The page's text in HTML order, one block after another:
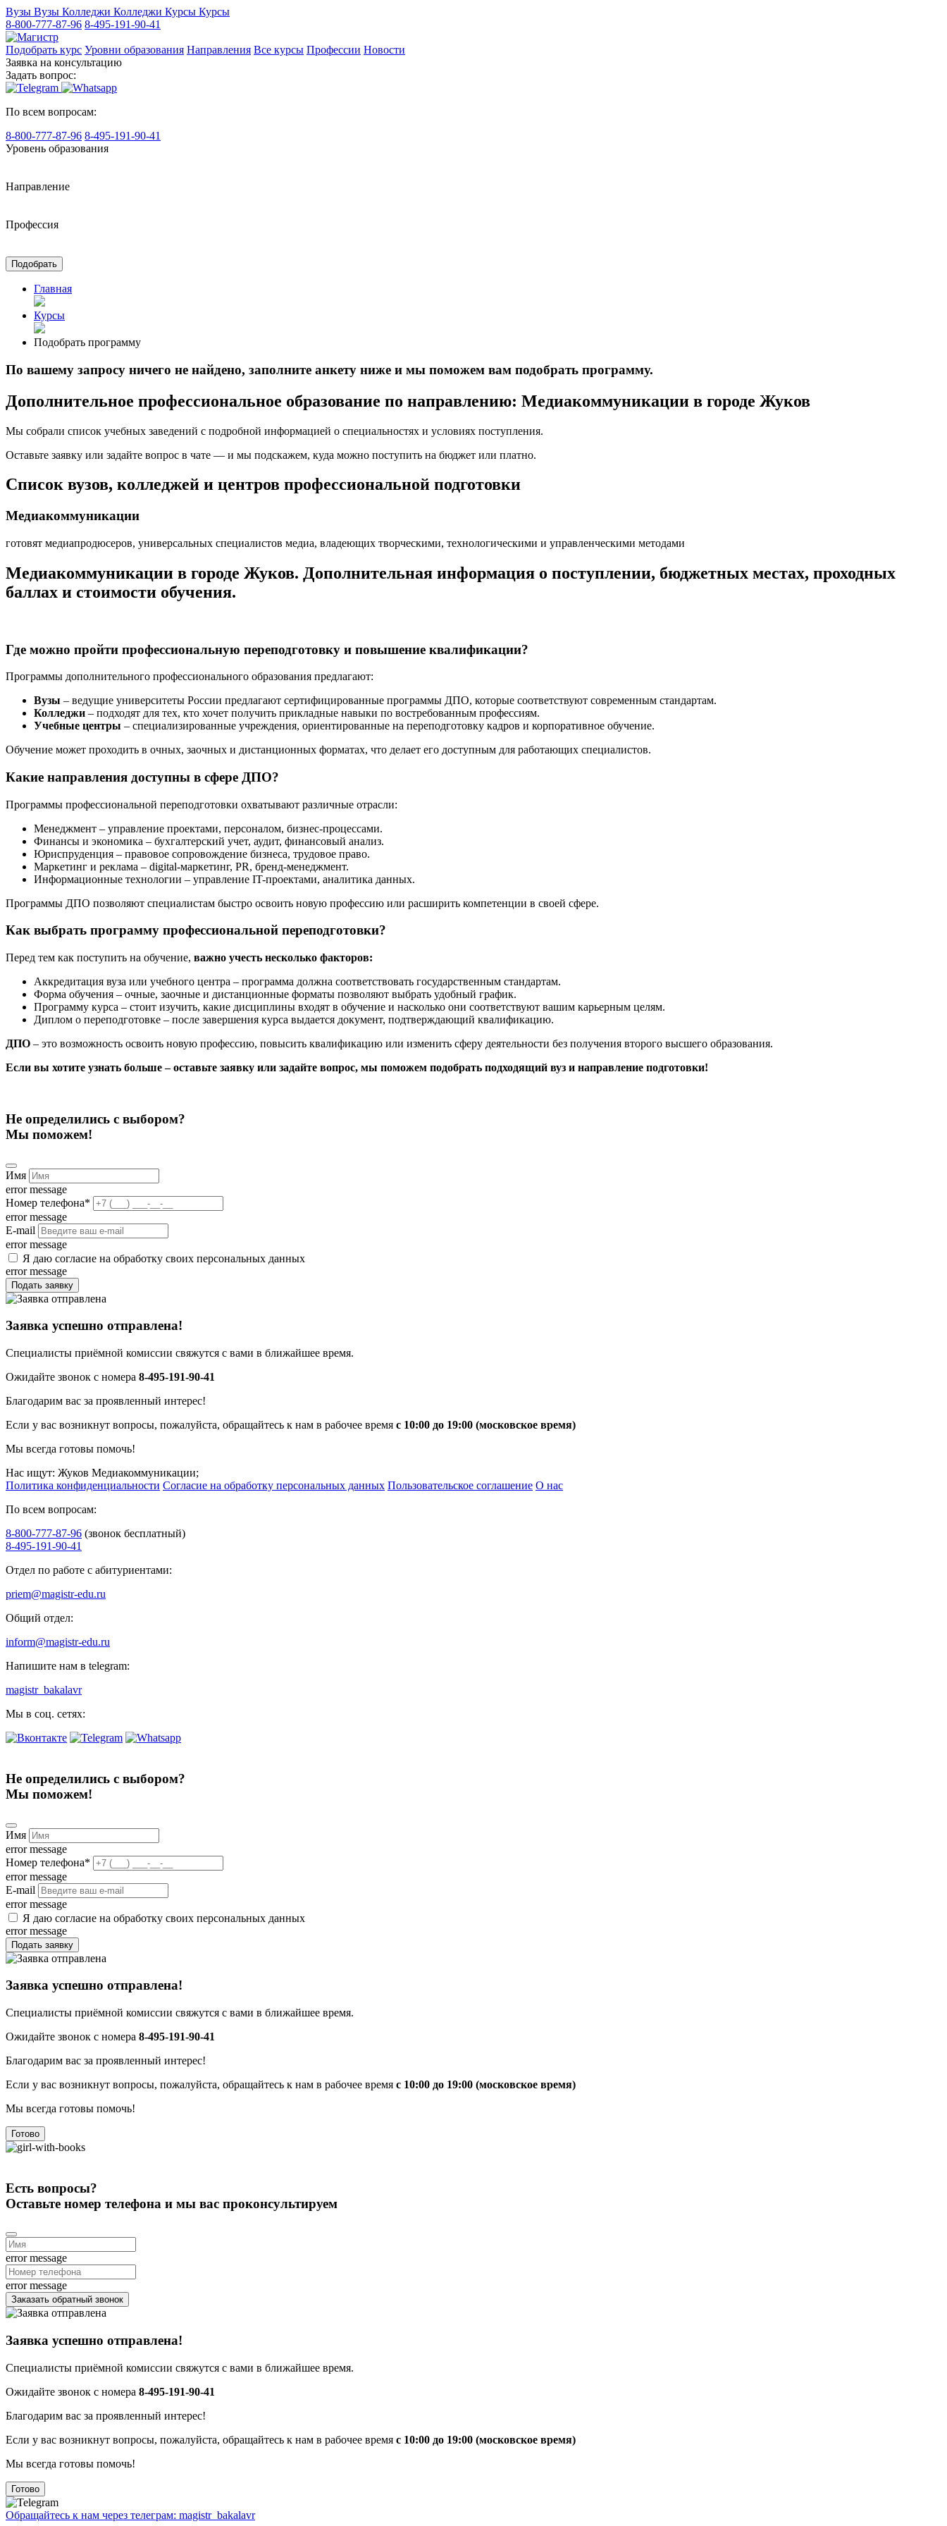
Вузы Вузы Колледжи Колледжи Курсы Курсы
8-800-777-87-96 8-495-191-90-41
Подобрать курс Уровни образования Направления Все курсы Профессии Новости
Заявка на консультацию
Задать вопрос:
По всем вопросам:
8-800-777-87-96 8-495-191-90-41
Уровень образования
Направление
Профессия
Подобрать
Главная
Курсы
Подобрать программу
По вашему запросу ничего не найдено, заполните анкету ниже и мы поможем вам подобрать программу.
Дополнительное профессиональное образование по направлению: Медиакоммуникации в городе Жуков
Мы собрали список учебных заведений с подробной информацией о специальностях и условиях поступления.
Оставьте заявку или задайте вопрос в чате — и мы подскажем, куда можно поступить на бюджет или платно.
Список вузов, колледжей и центров профессиональной подготовки
Медиакоммуникации
готовят медиапродюсеров, универсальных специалистов медиа, владеющих творческими, технологическими и управленческими методами
Медиакоммуникации в городе Жуков. Дополнительная информация о поступлении, бюджетных местах, проходных
баллах и стоимости обучения.
Где можно пройти профессиональную переподготовку и повышение квалификации?
Программы дополнительного профессионального образования предлагают:
Вузы – ведущие университеты России предлагают сертифицированные программы ДПО, которые соответствуют современным стандартам.
Колледжи – подходят для тех, кто хочет получить прикладные навыки по востребованным профессиям.
Учебные центры – специализированные учреждения, ориентированные на переподготовку кадров и корпоративное обучение.
Обучение может проходить в очных, заочных и дистанционных форматах, что делает его доступным для работающих специалистов.
Какие направления доступны в сфере ДПО?
Программы профессиональной переподготовки охватывают различные отрасли:
Менеджмент – управление проектами, персоналом, бизнес-процессами.
Финансы и экономика – бухгалтерский учет, аудит, финансовый анализ.
Юриспруденция – правовое сопровождение бизнеса, трудовое право.
Маркетинг и реклама – digital-маркетинг, PR, бренд-менеджмент.
Информационные технологии – управление IT-проектами, аналитика данных.
Программы ДПО позволяют специалистам быстро освоить новую профессию или расширить компетенции в своей сфере.
Как выбрать программу профессиональной переподготовки?
Перед тем как поступить на обучение, важно учесть несколько факторов:
Аккредитация вуза или учебного центра – программа должна соответствовать государственным стандартам.
Форма обучения – очные, заочные и дистанционные форматы позволяют выбрать удобный график.
Программу курса – стоит изучить, какие дисциплины входят в обучение и насколько они соответствуют вашим карьерным целям.
Диплом о переподготовке – после завершения курса выдается документ, подтверждающий квалификацию.
ДПО – это возможность освоить новую профессию, повысить квалификацию или изменить сферу деятельности без получения второго высшего образования.
Если вы хотите узнать больше – оставьте заявку или задайте вопрос, мы поможем подобрать подходящий вуз и направление подготовки!
Не определились с выбором?
Мы поможем!
Имя
error message
Номер телефона*
error message
E-mail
error message
Я даю согласие на обработку своих персональных данных
error message
Подать заявку
Заявка успешно отправлена!
Специалисты приёмной комиссии свяжутся с вами в ближайшее время.
Ожидайте звонок с номера 8-495-191-90-41
Благодарим вас за проявленный интерес!
Если у вас возникнут вопросы, пожалуйста, обращайтесь к нам в рабочее время с 10:00 до 19:00 (московское время)
Мы всегда готовы помочь!
Нас ищут: Жуков Медиакоммуникации;
Политика конфиденциальности Согласие на обработку персональных данных Пользовательское соглашение О нас
По всем вопросам:
8-800-777-87-96 (звонок бесплатный)
8-495-191-90-41
Отдел по работе с абитуриентами:
priem@magistr-edu.ru
Общий отдел:
inform@magistr-edu.ru
Напишите нам в telegram:
magistr_bakalavr
Мы в соц. сетях:
Не определились с выбором?
Мы поможем!
Имя
error message
Номер телефона*
error message
E-mail
error message
Я даю согласие на обработку своих персональных данных
error message
Подать заявку
Заявка успешно отправлена!
Специалисты приёмной комиссии свяжутся с вами в ближайшее время.
Ожидайте звонок с номера 8-495-191-90-41
Благодарим вас за проявленный интерес!
Если у вас возникнут вопросы, пожалуйста, обращайтесь к нам в рабочее время с 10:00 до 19:00 (московское время)
Мы всегда готовы помочь!
Готово
Есть вопросы?
Оставьте номер телефона и мы вас проконсультируем
error message
error message
Заказать обратный звонок
Заявка успешно отправлена!
Специалисты приёмной комиссии свяжутся с вами в ближайшее время.
Ожидайте звонок с номера 8-495-191-90-41
Благодарим вас за проявленный интерес!
Если у вас возникнут вопросы, пожалуйста, обращайтесь к нам в рабочее время с 10:00 до 19:00 (московское время)
Мы всегда готовы помочь!
Готово
Обращайтесь к нам через телеграм: magistr_bakalavr